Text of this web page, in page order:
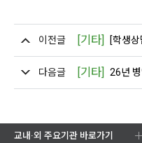
이전글 [기타] [학생상담
다음글 [기타] 26년
교내·외 주요기관 바로가기